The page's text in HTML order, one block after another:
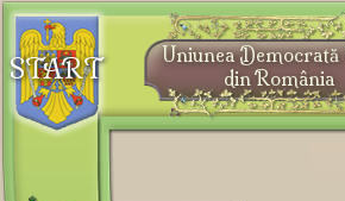
START
Uniunea Democrată
din România